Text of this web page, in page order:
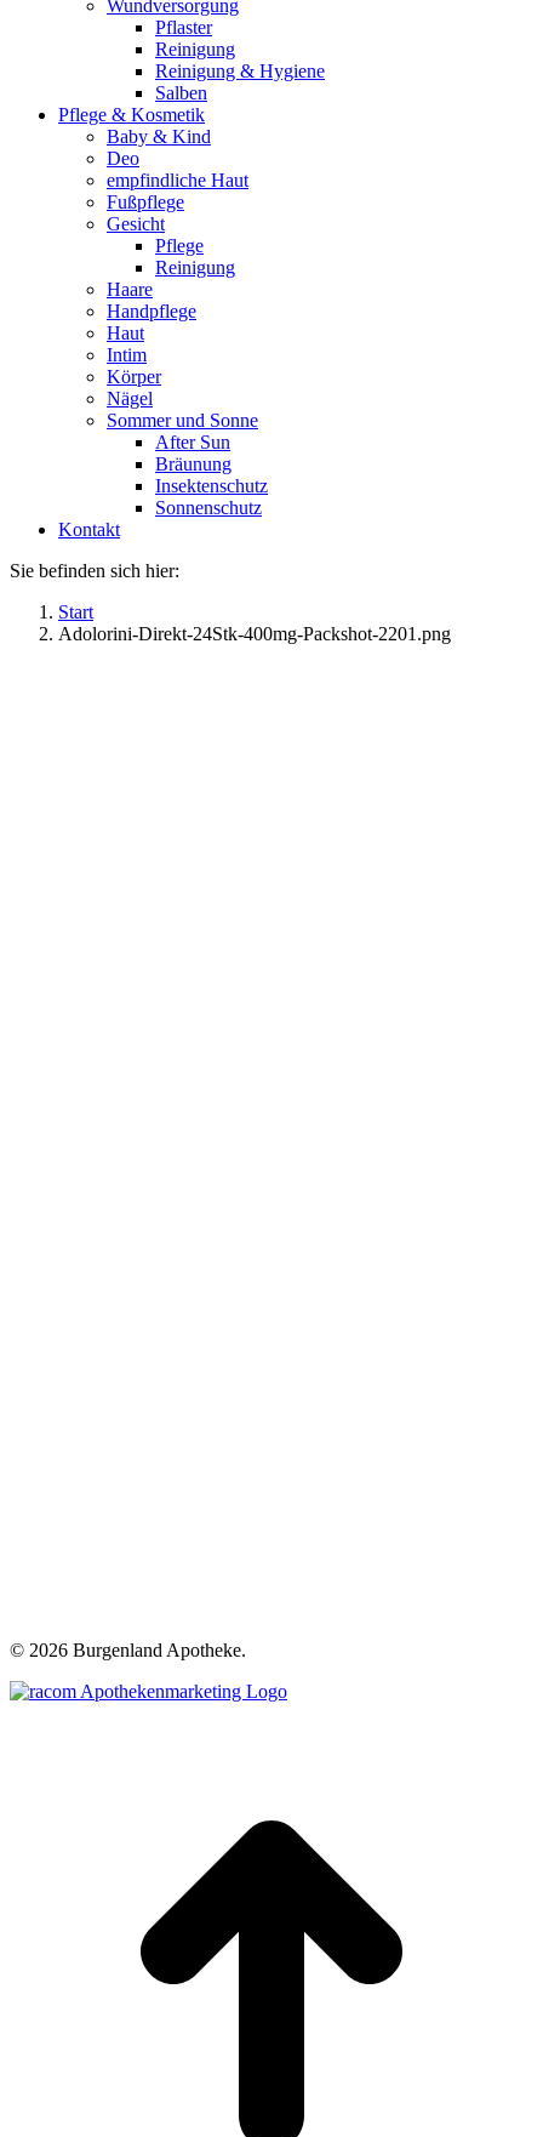
Wundversorgung
Pflaster
Reinigung
Reinigung & Hygiene
Salben
Pflege & Kosmetik
Baby & Kind
Deo
empfindliche Haut
Fußpflege
Gesicht
Pflege
Reinigung
Haare
Handpflege
Haut
Intim
Körper
Nägel
Sommer und Sonne
After Sun
Bräunung
Insektenschutz
Sonnenschutz
Kontakt
Sie befinden sich hier:
Start
Adolorini-Direkt-24Stk-400mg-Packshot-2201.png
© 2026 Burgenland Apotheke.